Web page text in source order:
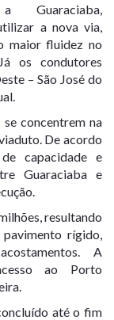
Guaraciaba,
a nova via,
maior fluidez no
os condutores
– São José do
concentrem na
De acordo
capacidade e
Guaraciaba e
resultando
rígido,
A
ao Porto
até o fim